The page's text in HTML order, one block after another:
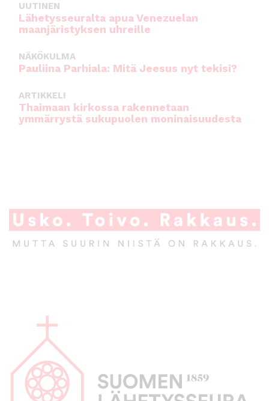
UUTINEN
Lähetysseuralta apua Venezuelan
maanjäristyksen uhreille
NÄKÖKULMA
Pauliina Parhiala: Mitä Jeesus nyt tekisi?
ARTIKKELI
Thaimaan kirkossa rakennetaan
ymmärrystä sukupuolen moninaisuudesta
p